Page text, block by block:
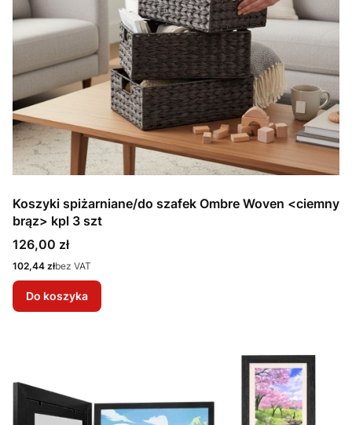
Koszyki spiżarniane/do szafek Ombre Woven <ciemny
brąz> kpl 3 szt
Cena
126,00 zł
Cena
102,44 złbez VAT
Do koszyka